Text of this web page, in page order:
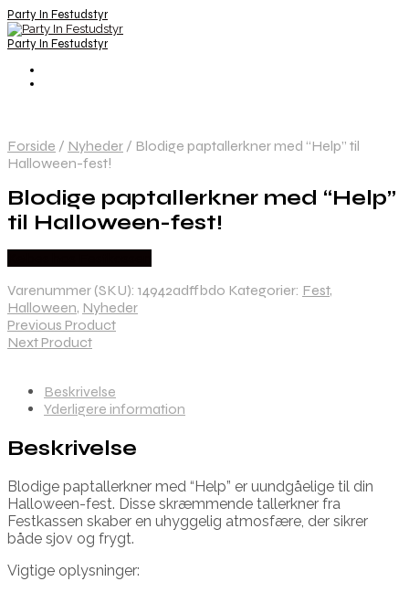
Party In Festudstyr
Party In Festudstyr
Forside / Nyheder / Blodige paptallerkner med “Help” til
Halloween-fest!
Blodige paptallerkner med “Help”
til Halloween-fest!
Varenummer (SKU): 14942adffbd0 Kategorier: Fest,
Halloween, Nyheder
Previous Product
Next Product
Beskrivelse
Yderligere information
Beskrivelse
Blodige paptallerkner med “Help” er uundgåelige til din
Halloween-fest. Disse skræmmende tallerkner fra
Festkassen skaber en uhyggelig atmosfære, der sikrer
både sjov og frygt.
Vigtige oplysninger: